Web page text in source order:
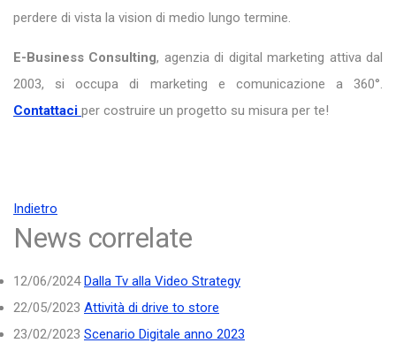
perdere di vista la vision di medio lungo termine.
E-Business Consulting, agenzia di digital marketing attiva dal
2003, si occupa di marketing e comunicazione a 360°.
Contattaci per costruire un progetto su misura per te!
Indietro
News correlate
12/06/2024 Dalla Tv alla Video Strategy
22/05/2023 Attività di drive to store
23/02/2023 Scenario Digitale anno 2023